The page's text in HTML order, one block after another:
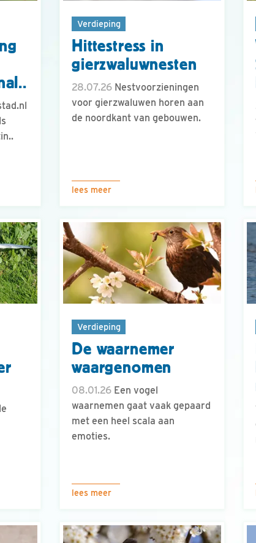
Verdieping
Hittestress in
gierzwaluwnesten
28.07.26 Nestvoorzieningen
voor gierzwaluwen horen aan
de noordkant van gebouwen.
lees meer
Verdieping
De waarnemer
waargenomen
08.01.26 Een vogel
waarnemen gaat vaak gepaard
met een heel scala aan
emoties.
lees meer